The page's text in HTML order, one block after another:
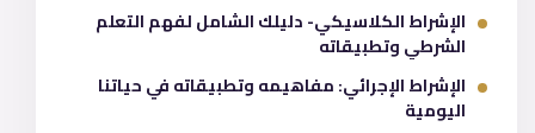
الإشراط الكلاسيكي- دليلك الشامل لفهم التعلم
الشرطي وتطبيقاته
الإشراط الإجرائي: مفاهيمه وتطبيقاته في حياتنا
اليومية